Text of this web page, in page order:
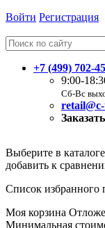
Войти Регистрация
+7 (499) 702-
9:00-
Сб-Вс
Выберите в
добавить к
Список избранного
Моя корзина
Минимальная